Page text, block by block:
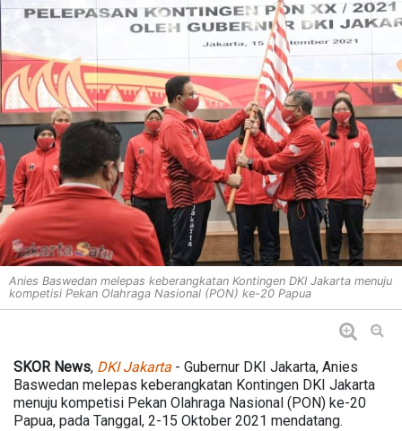
Anies Baswedan melepas keberangkatan Kontingen DKI Jakarta menuju
kompetisi Pekan Olahraga Nasional (PON) ke-20 Papua
SKOR News, DKI Jakarta - Gubernur DKI Jakarta, Anies
Baswedan melepas keberangkatan Kontingen DKI Jakarta
menuju kompetisi Pekan Olahraga Nasional (PON) ke-20
Papua, pada Tanggal, 2-15 Oktober 2021 mendatang.